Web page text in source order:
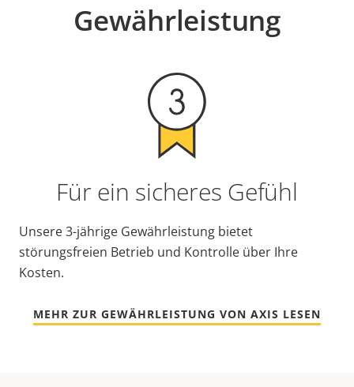
Gewährleistung
Für ein sicheres Gefühl
Unsere 3-jährige Gewährleistung bietet
störungsfreien Betrieb und Kontrolle über Ihre
Kosten.
MEHR ZUR GEWÄHRLEISTUNG VON AXIS LESEN